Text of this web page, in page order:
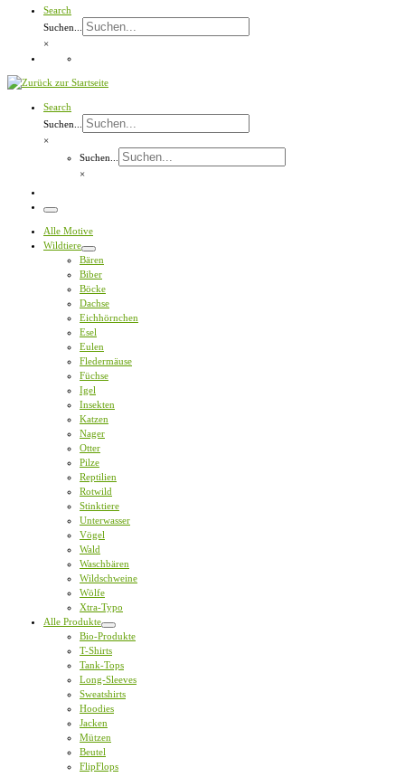
Search
Suchen...
×
Search
Suchen...
×
Suchen...
×
Menü
Alle Motive
Wildtiere
Bären
Biber
Böcke
Dachse
Eichhörnchen
Esel
Eulen
Fledermäuse
Füchse
Igel
Insekten
Katzen
Nager
Otter
Pilze
Reptilien
Rotwild
Stinktiere
Unterwasser
Vögel
Wald
Waschbären
Wildschweine
Wölfe
Xtra-Typo
Alle Produkte
Bio-Produkte
T-Shirts
Tank-Tops
Long-Sleeves
Sweatshirts
Hoodies
Jacken
Mützen
Beutel
FlipFlops